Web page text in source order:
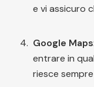
e vi assicuro
Google Maps
entrare in
riesce